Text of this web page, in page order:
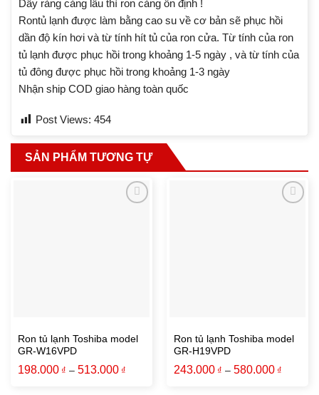
Dây ràng càng lâu thì ron càng ổn định !
Rontủ lạnh được làm bằng cao su về cơ bản sẽ phục hồi
dần độ kín hơi và từ tính hít tủ của ron cửa. Từ tính của ron
tủ lạnh được phục hồi trong khoảng 1-5 ngày , và từ tính của
tủ đông được phục hồi trong khoảng 1-3 ngày
Nhận ship COD giao hàng toàn quốc
Post Views: 454
SẢN PHẨM TƯƠNG TỰ
Ron tủ lạnh Toshiba model
GR-W16VPD
198.000 ₫ – 513.000 ₫
Ron tủ lạnh Toshiba model
GR-H19VPD
243.000 ₫ – 580.000 ₫